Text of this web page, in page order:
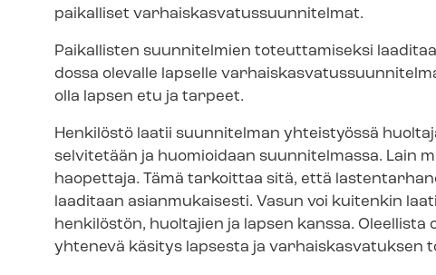
paikalliset var­hais­kas­va­tus­suun­ni­tel­mat.
Paikallisten suunnitelmien toteuttamiseksi
dos­sa olevalle lapselle
olla lapsen etu ja tarpeet.
Henkilöstö laatii suunnitelman yhteistyössä
selvitetään ja huomioidaan suunnitelmassa. Lain
hao­pet­ta­ja. Tämä tarkoittaa sitä, että
laaditaan asianmukaisesti. Vasun voi kuitenkin
henkilöstön, huoltajien ja lapsen kanssa.
yhtenevä käsitys lapsesta ja var­hais­kas­va­tuk­sen